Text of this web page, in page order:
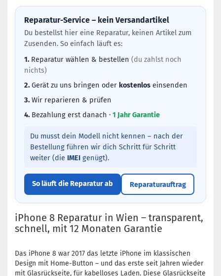
Reparatur-Service – kein Versandartikel
Du bestellst hier eine Reparatur, keinen Artikel zum
Zusenden. So einfach läuft es:
1. Reparatur wählen & bestellen (du zahlst noch
nichts)
2. Gerät zu uns bringen oder kostenlos einsenden
3. Wir reparieren & prüfen
4. Bezahlung erst danach · 1 Jahr Garantie
Du musst dein Modell nicht kennen – nach der
Bestellung führen wir dich Schritt für Schritt
weiter (die IMEI genügt).
So läuft die Reparatur ab Reparaturauftrag
iPhone 8 Reparatur in Wien – transparent,
schnell, mit 12 Monaten Garantie
Das iPhone 8 war 2017 das letzte iPhone im klassischen
Design mit Home-Button – und das erste seit Jahren wieder
mit Glasrückseite, für kabelloses Laden. Diese Glasrückseite